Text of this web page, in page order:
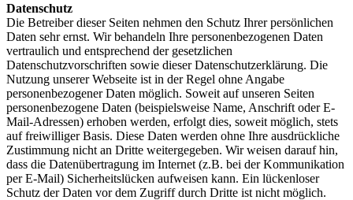
Datenschutz
Die Betreiber dieser Seiten nehmen den Schutz Ihrer persönlichen
Daten sehr ernst. Wir behandeln Ihre personenbezogenen Daten
vertraulich und entsprechend der gesetzlichen
Datenschutzvorschriften sowie dieser Datenschutzerklärung. Die
Nutzung unserer Webseite ist in der Regel ohne Angabe
personenbezogener Daten möglich. Soweit auf unseren Seiten
personenbezogene Daten (beispielsweise Name, Anschrift oder E-
Mail-Adressen) erhoben werden, erfolgt dies, soweit möglich, stets
auf freiwilliger Basis. Diese Daten werden ohne Ihre ausdrückliche
Zustimmung nicht an Dritte weitergegeben. Wir weisen darauf hin,
dass die Datenübertragung im Internet (z.B. bei der Kommunikation
per E-Mail) Sicherheitslücken aufweisen kann. Ein lückenloser
Schutz der Daten vor dem Zugriff durch Dritte ist nicht möglich.